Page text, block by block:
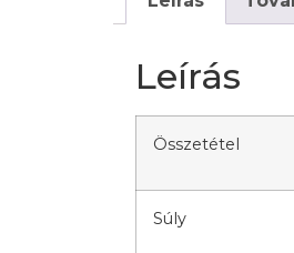
Leírás
Összetétel
Súly